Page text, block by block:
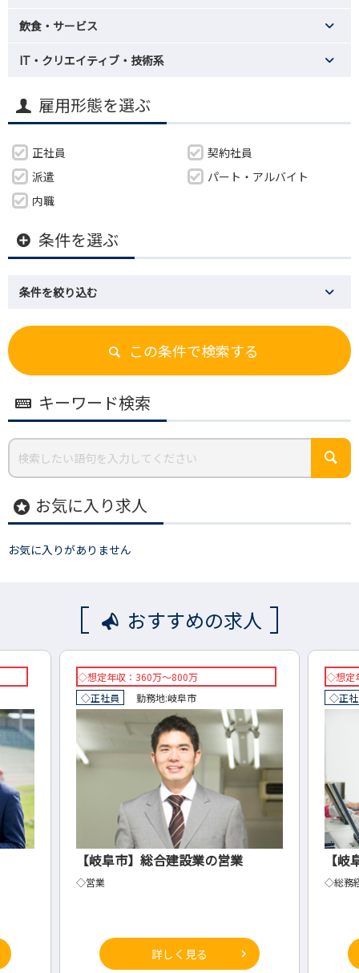
飲食・サービス
IT・クリエイティブ・技術系
雇用形態を選ぶ
正社員
契約社員
派遣
パート・アルバイト
内職
条件を選ぶ
条件を絞り込む
この条件で検索する
キーワード検索
stars お気に入り求人
お気に入りがありません
おすすめの求人
◇想定年収：360万～800万
◇正社員
勤務地:岐阜市
【岐阜市】総合建設業の営業
◇営業
詳しく見る
◇想定
◇正
【
◇総務